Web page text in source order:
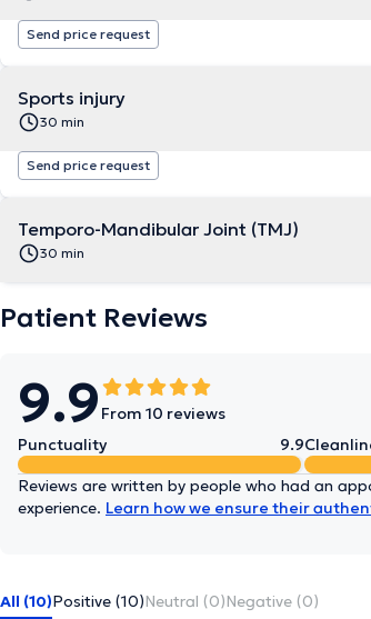
Send price request
Sports injury
30 min
Send price request
Temporo-Mandibular Joint (TMJ)
30 min
Patient Reviews
9.9 From 10 reviews
Punctuality
9.9
Reviews are written by people who had an
experience. Learn how we ensure their
All (10)Positive (10)Neutral (0)Negative (0)